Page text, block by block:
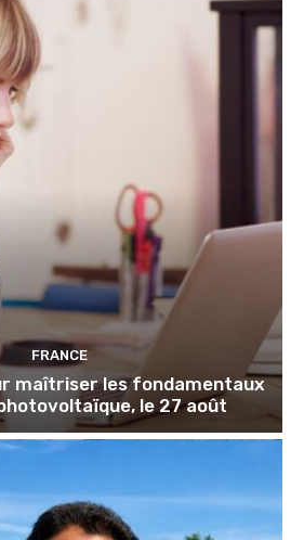
FRANCE
maîtriser les fondamentaux
le 27 août